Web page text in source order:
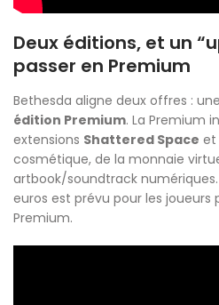
Deux éditions, et un
passer en Premium
Bethesda aligne deux offres : une
édition Premium. La Premium
extensions Shattered Space et
cosmétique, de la monnaie
artbook/soundtrack numériques.
euros est prévu pour les joueurs
Premium.